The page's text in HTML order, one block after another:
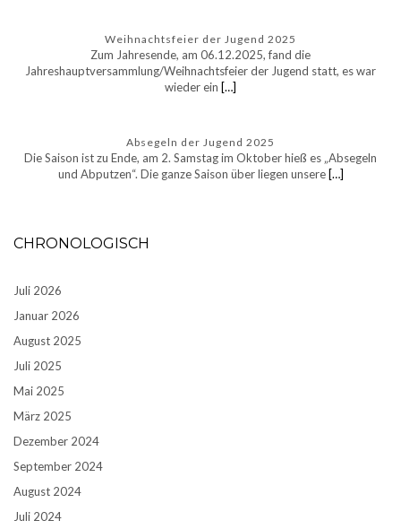
Weihnachtsfeier der Jugend 2025
Zum Jahresende, am 06.12.2025, fand die
Jahreshauptversammlung/Weihnachtsfeier der Jugend statt, es war
wieder ein […]
Absegeln der Jugend 2025
Die Saison ist zu Ende, am 2. Samstag im Oktober hieß es „Absegeln
und Abputzen“. Die ganze Saison über liegen unsere […]
CHRONOLOGISCH
Juli 2026
Januar 2026
August 2025
Juli 2025
Mai 2025
März 2025
Dezember 2024
September 2024
August 2024
Juli 2024